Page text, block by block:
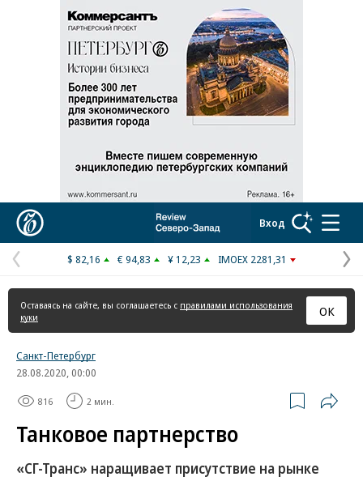
Реклама в «Ъ» www.kommersant.ru/ad
Вход
Предыдущая
страница
$ 82,16 € 94,83 ¥ 12,23 IMOEX 2281,31
Оставаясь на сайте, вы соглашаетесь с правилами использования
куки
ОК
Санкт-Петербург
28.08.2020, 00:00
816 2 мин.
Танковое партнерство
«СГ-Транс» наращивает присутствие на рынке